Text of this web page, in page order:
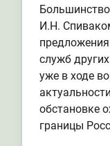
И.Н.
служб
уже в ходе
обстановке
границы